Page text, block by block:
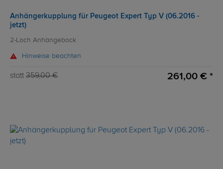
Anhängerkupplung für Peugeot Expert Typ V (06.2016 -
jetzt)
2-Loch Anhängebock
Hinweise beachten
statt 359,00 € 261,00 € *